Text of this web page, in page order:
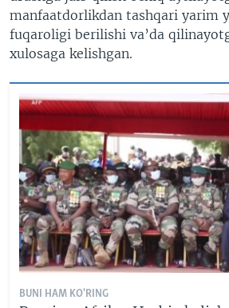
manfaatdorlikdan tashqari yarim
fuqaroligi berilishi va’da
xulosaga kelishgan.
BUNI HAM KO'RING